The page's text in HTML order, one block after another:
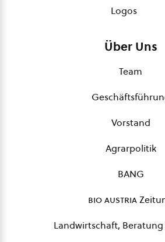
Logos
Über Uns
Team
Vorstand
Agrarpolitik
BANG
bio austria
Landwirtschaft,